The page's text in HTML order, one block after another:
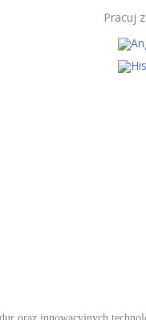
Pracuj